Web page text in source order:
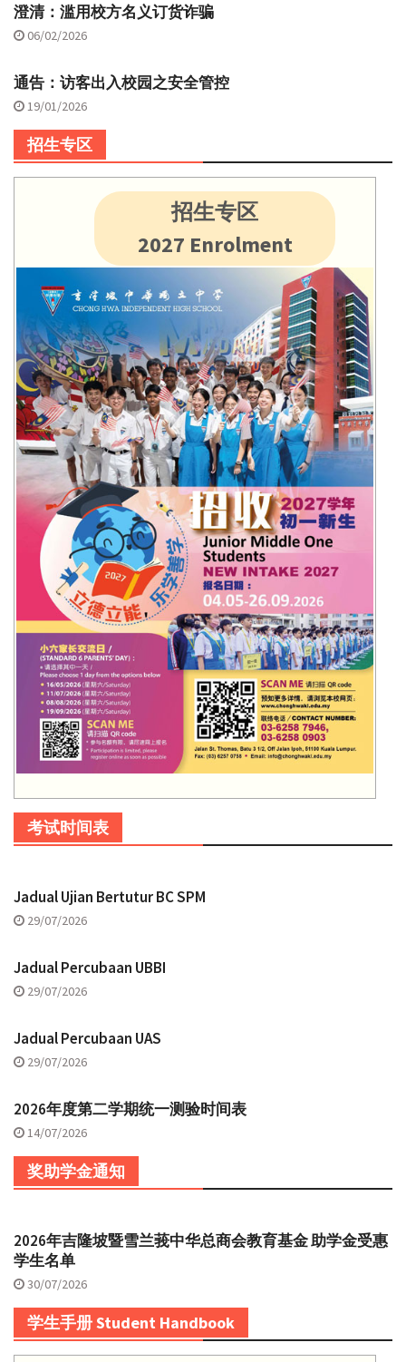
澄清：滥用校方名义订货诈骗
06/02/2026
通告：访客出入校园之安全管控
19/01/2026
招生专区
招生专区
2027 Enrolment
考试时间表
Jadual Ujian Bertutur BC SPM
29/07/2026
Jadual Percubaan UBBI
29/07/2026
Jadual Percubaan UAS
29/07/2026
2026年度第二学期统一测验时间表
14/07/2026
奖助学金通知
2026年吉隆坡暨雪兰莪中华总商会教育基金 助学金受惠
学生名单
30/07/2026
学生手册 Student Handbook